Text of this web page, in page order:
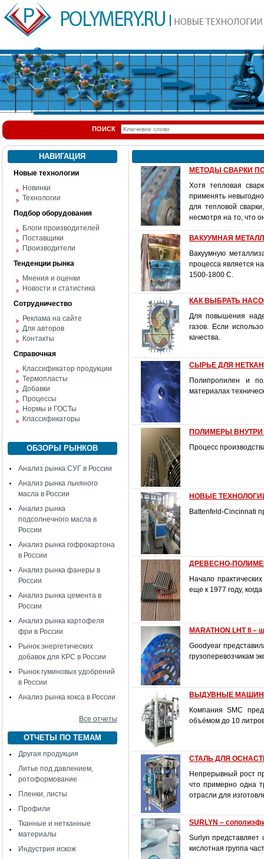
ПОИСК
НАВИГАЦИЯ
Новые технологии
Новинки
Технологии
Подбор оборудования
Блоги производителей
Поставщики
Производители
Тенденции рынка
Мнения и оценки
Новости и статистика
Сотрудничество
Реклама на сайте
Для авторов
Контакты
Справочная
Классификатор продукции
Термопласты
Добавки
Процессы
Нормы и ГОСТы
Классификаторы
ОБЗОРЫ РЫНКОВ
Анализ рынка СУГ в России
Анализ рынка льняного
масла в России
Анализ рынка
подсолнечного масла в
России
Анализ рынка гофрокартона
в России
Анализ рынка фанеры в
России
Анализ рынка цемента в
России
Анализ рынка картофеля
фри в России
Рынок энергетических
добавок для КРС в России
Рынок гуминовых удобрений
в России
Анализ рынка кокса в России
Все отчеты
ОТЧЕТЫ ПО ТЕМАМ
Другая продукция
Литье под давлением,
ротоформование
Пленки, листы
Профили
Тканные и нетканные
материалы
Индустрия искож
МЕТОДЫ СВАРКИ
Хотя тепловая
применять
для тепловой
несмотря на то, что
ВАКУУМНАЯ
Вакуумную
процесса является
1500-1800 С.
КАК ВЫБРАТЬ
Для повышения
газов. Если
качества.
СЫРЬЕ ДЛЯ
Полипропилен и
материалах
ПОЛИМЕРЫ
Процесс
НОВЫЕ ТЕХНОЛОГИИ
Battenfeld-Cincinnati
ДРЕВЕСНО-
Начало
еще к 1977 году,
MARATHON LHT II –
Goodyear
грузоперевозчикам
ВЫДУВНЫЕ
Компания SMC
объёмом до 10
СТАЛЬ ДЛЯ
Непрерывный рост
что примерно одна
отрасли для
SURLYN –
Surlyn представляет
кислотная группа